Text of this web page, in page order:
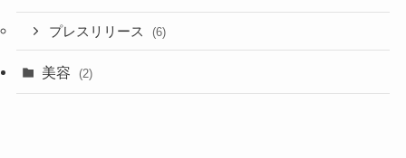
プレスリリース (6)
美容 (2)